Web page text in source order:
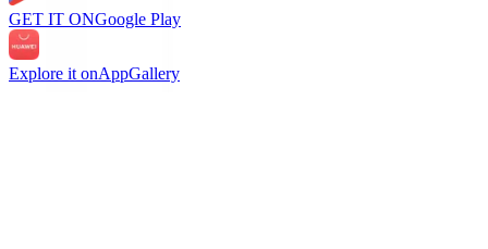
GET IT ONGoogle Play
Explore it onAppGallery